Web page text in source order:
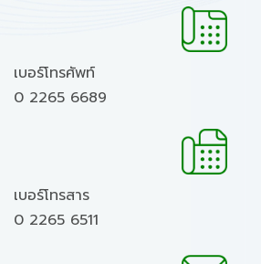
เบอร์โทรศัพท์
0 2265 6689
เบอร์โทรสาร
0 2265 6511